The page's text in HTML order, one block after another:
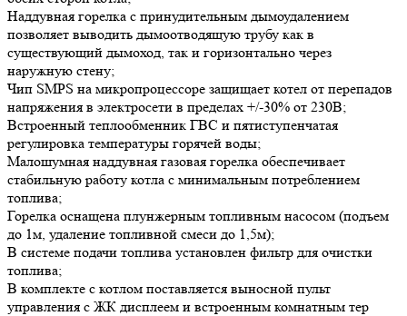
Наддувная горелка с принудительным дымоудалением
позволяет выводить дымоотводящую трубу как в
существующий дымоход, так и горизонтально через
наружную стену;
Чип SMPS на микропроцессоре защищает котел от перепадов
напряжения в электросети в пределах +/-30% от 230В;
Встроенный теплообменник ГВС и пятиступенчатая
регулировка температуры горячей воды;
Малошумная наддувная газовая горелка обеспечивает
стабильную работу котла с минимальным потреблением
топлива;
Горелка оснащена плунжерным топливным насосом (подъем
до 1м, удаление топливной смеси до 1,5м);
В системе подачи топлива установлен фильтр для очистки
топлива;
В комплекте с котлом поставляется выносной пульт
управления с ЖК дисплеем и встроенным комнатным тер